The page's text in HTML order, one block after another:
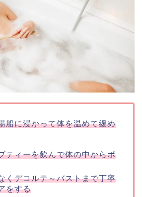
船に浸かって体を温めて緩め
ティーを飲んで体の中からポ
くデコルテ～バストまで丁寧
をする